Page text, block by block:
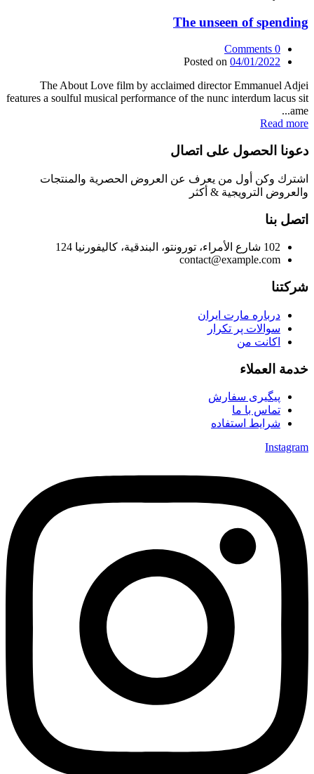
The unseen of spending
0
Posted on 04/01/2022
The About Love film by acclaimed director Emmanuel Adjei
features a soulful musical performance of the nunc interdum lacus sit
ame...
Read more
دعونا الحصول على اتصال
اشترك وكن أول من يعرف عن العروض الحصرية والمنتجات
والعروض الترويجية & أكثر
اتصل بنا
102 شارع الأمراء، تورونتو، البندقية، كاليفورنيا 124
contact@example.com
شركتنا
درباره مارت ایران
سوالات پر تکرار
اکانت من
خدمة العملاء
پیگیری سفارش
تماس با ما
شرایط استفاده
Instagram